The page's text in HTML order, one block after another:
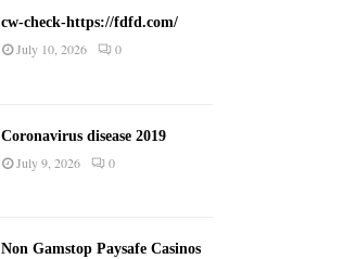
cw-check-https://fdfd.com/
July 10, 2026 0
Coronavirus disease 2019
July 9, 2026 0
Non Gamstop Paysafe Casinos